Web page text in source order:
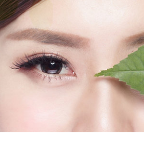
Facebook
Instagram
Oway
COVID 19, en anderledes tid......